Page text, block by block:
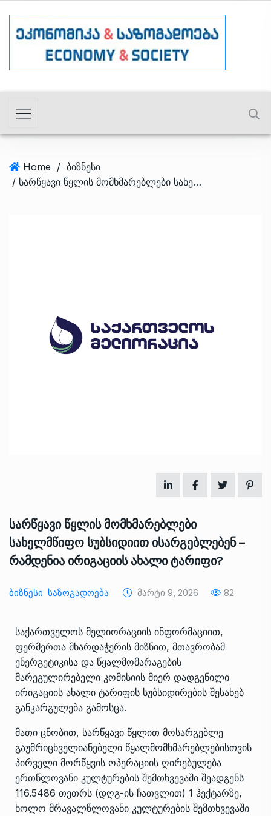
Home / ბიზნესი
/ სარწყავი წყლის მომხმარებლები სახელმწიფო სუბსიდიით ისარგებლებენ – რამდენია ირიგაციის ახალი ტარიფი?
სარწყავი წყლის მომხმარებლები
სახელმწიფო სუბსიდიით ისარგებლებენ –
რამდენია ირიგაციის ახალი ტარიფი?
Ბიზნესი Საზოგადოება Მარტი 9, 2026 82
საქართველოს მელიორაციის ინფორმაციით,
ფერმერთა მხარდაჭერის მიზნით, მთავრობამ
ენერგეტიკისა და წყალმომარაგების
მარეგულირებელი კომისიის მიერ დადგენილი
ირიგაციის ახალი ტარიფის სუბსიდირების შესახებ
განკარგულება გამოსცა.
მათი ცნობით, სარწყავი წყლით მოსარგებლე
გაუმრიცხველიანებელი წყალმომხმარებლებისთვის
პირველი მორწყვის ოპერაციის ღირებულება
ერთწლოვანი კულტურების შემთხვევაში შეადგენს
116.5486 თეთრს (დღგ-ის ჩათვლით) 1 ჰექტარზე,
ხოლო მრავალწლოვანი კულტურების შემთხვევაში